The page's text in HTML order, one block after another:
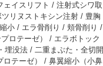
イスリフト / 注射式シワ取
リヌストキシン注射 / 豊胸
小 / エラ骨削り / 頬骨削り /
ロテーゼ） / エラボトック
埋没法 / 二重まぶた・全切開
テーゼ） / 鼻翼縮小（小鼻